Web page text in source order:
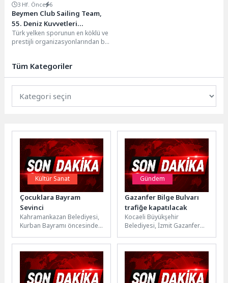
3 Hf. Önce 6
Beymen Club Sailing Team,
55. Deniz Kuvvetleri
Kupası’nda Kürsüde Yer Aldı
Türk yelken sporunun en köklü ve
prestijli organizasyonlarından biri
Tüm Kategoriler
Kültür Sanat
Çocuklara Bayram
Sevinci
Kahramankazan Belediyesi,
Kurban Bayramı öncesinde
yönelik anlamlı bir destek
çalışması
gerçekleştirdi.Sosyal
Hizmetler...
Gündem
Gazanfer Bilge Bulvarı
trafiğe kapatılacak
Kocaeli Büyükşehir
Belediyesi, İzmit Gazanfer
Rampası) üstyapı çalışması
gerçekleştirecek. Bir hafta
sürecek...